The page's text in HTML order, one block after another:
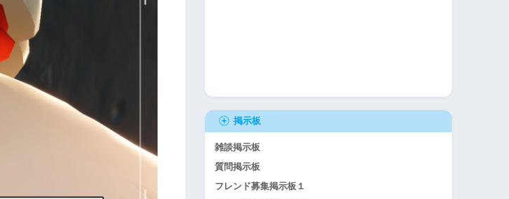
掲示板
雑談掲示板
質問掲示板
フレンド募集掲示板１